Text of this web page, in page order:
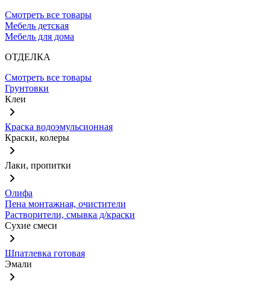
Смотреть все товары
Мебель детская
Мебель для дома
ОТДЕЛКА
Смотреть все товары
Грунтовки
Клеи
Краска водоэмульсионная
Краски, колеры
Лаки, пропитки
Олифа
Пена монтажная, очистители
Растворители, смывка д/краски
Сухие смеси
Шпатлевка готовая
Эмали